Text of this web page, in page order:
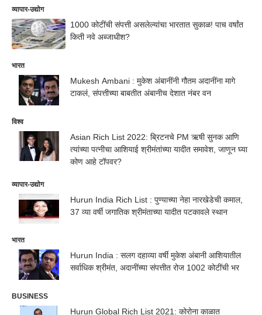
व्यापार-उद्योग
1000 कोटींची संपत्ती असलेल्यांचा भारतात सुकाळ! पाच वर्षांत
किती नवे अब्जाधीश?
भारत
Mukesh Ambani : मुकेश अंबानींनी गौतम अदानींना मागे
टाकलं, संपत्तीच्या बाबतीत अंबानीच देशात नंबर वन
विश्व
Asian Rich List 2022: ब्रिटनचे PM ऋषी सुनक आणि
त्यांच्या पत्नीचा आशियाई श्रीमंतांच्या यादीत समावेश, जाणून घ्या
कोण आहे टॉपवर?
व्यापार-उद्योग
Hurun India Rich List : पुण्याच्या नेहा नारखेडेची कमाल,
37 व्या वर्षी जगातिक श्रीमंताच्या यादीत पटकावले स्थान
भारत
Hurun India : सलग दहाव्या वर्षी मुकेश अंबानी आशियातील
सर्वाधिक श्रीमंत, अदानींच्या संपत्तीत रोज 1002 कोटींची भर
BUSINESS
Hurun Global Rich List 2021: कोरोना काळात